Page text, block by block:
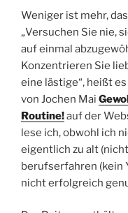
Weniger ist mehr,
„Versuchen Sie nie,
auf einmal
Konzentrieren Sie
eine lästige“, heißt
von Jochen Mai
Routine!auf der
lese ich, obwohl ich
eigentlich zu alt
berufserfahren (kein
nicht erfolgreich